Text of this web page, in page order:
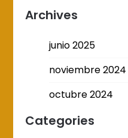
Archives
junio 2025
noviembre 2024
octubre 2024
Categories